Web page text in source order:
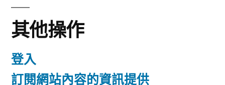
其他操作
登入
訂閱網站內容的資訊提供